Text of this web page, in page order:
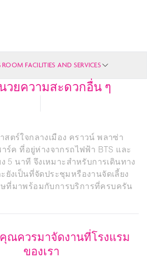
ROOM FACILITIES AND SERVICES
วยความสะดวกอื่น ๆ
สตร์ใจกลางเมือง คราวน์ พลาซ่า
ร์ค ที่อยู่ห่างจากรถไฟฟ้า BTS และ
5 นาที จึงเหมาะสำหรับการเดินทาง
ยังเป็นที่จัดประชุมหรืองานจัดเลี้ยง
ษที่มาพร้อมกับการบริการที่ครบครัน
ณควรมาจัดงานที่โรงแรม
ของเรา